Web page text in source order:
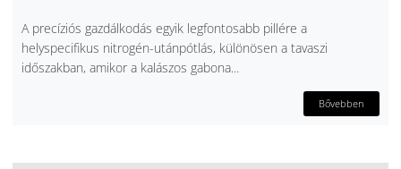
A precíziós gazdálkodás egyik legfontosabb pillére a
helyspecifikus nitrogén-utánpótlás, különösen a tavaszi
időszakban, amikor a kalászos gabona...
Bővebben